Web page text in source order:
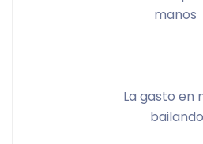
manos
bailando